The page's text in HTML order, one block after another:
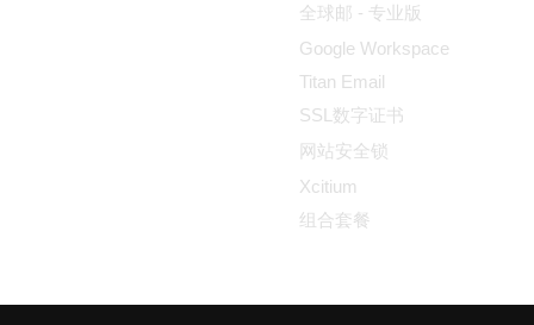
全球邮 - 专业版
Google Workspace
Titan Email
SSL数字证书
网站安全锁
Xcitium
组合套餐